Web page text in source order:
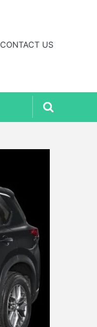
CONTACT US